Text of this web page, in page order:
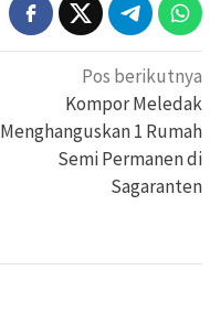
Pos berikutnya
Kompor Meledak
Menghanguskan 1 Rumah
Semi Permanen di
Sagaranten